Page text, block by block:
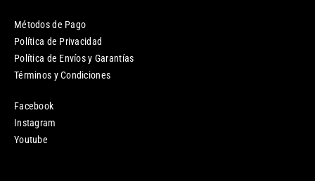
Métodos de Pago
Política de Privacidad
Política de Envíos y Garantías
Términos y Condiciones
Facebook
Instagram
Youtube